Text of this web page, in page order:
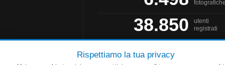
38.850
utenti
registrati
Web Solution Salonna Web Designer
Rispettiamo la tua privacy